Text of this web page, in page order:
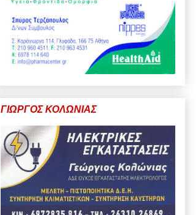
ΓΙΩΡΓΟΣ ΚΟΛΩΝΙΑΣ